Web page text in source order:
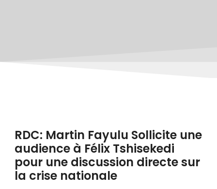
RDC: Martin Fayulu Sollicite une
audience à Félix Tshisekedi
pour une discussion directe sur
la crise nationale